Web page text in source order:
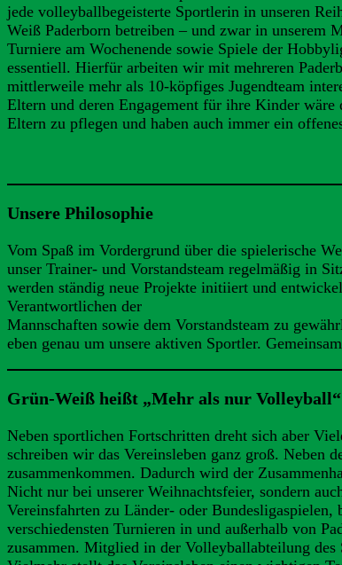
jede volleyballbegeisterte Sportlerin in unseren
Weiß Paderborn betreiben – und zwar in
Turniere am Wochenende sowie Spiele der
essentiell. Hierfür arbeiten wir mit mehreren
mittlerweile mehr als 10-köpfiges Jugendteam
Eltern und deren Engagement für ihre Kinder
Eltern zu pflegen und haben auch immer ein
Unsere Philosophie
Vom Spaß im Vordergrund über die spielerische
unser Trainer- und Vorstandsteam regelmäßig in
werden ständig neue Projekte initiiert und
Verantwortlichen der
Mannschaften sowie dem Vorstandsteam zu
eben genau um unsere aktiven Sportler.
Grün-Weiß heißt „Mehr als nur Volleyball“
Neben sportlichen Fortschritten dreht sich aber
schreiben wir das Vereinsleben ganz groß. Neben
zusammenkommen. Dadurch wird der
Nicht nur bei unserer Weihnachtsfeier, sondern
Vereinsfahrten zu Länder- oder Bundesligaspielen,
verschiedensten Turnieren in und außerhalb von
zusammen. Mitglied in der Volleyballabteilung